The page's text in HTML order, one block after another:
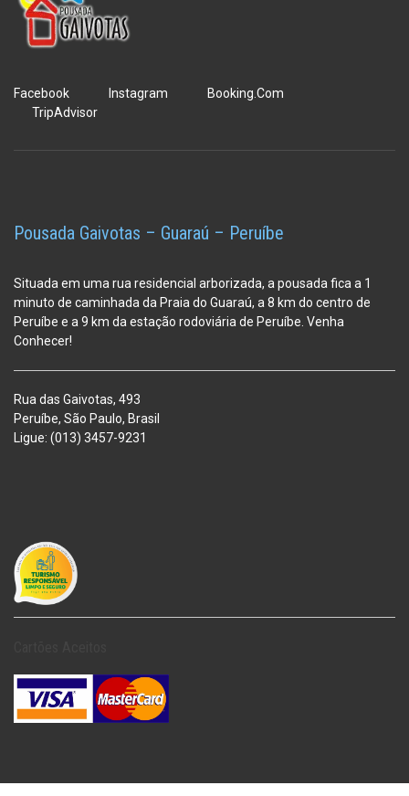
Facebook Instagram
Booking.Com
TripAdvisor
Pousada Gaivotas – Guaraú – Peruíbe
Situada em uma rua residencial arborizada, a pousada fica a 1
minuto de caminhada da Praia do Guaraú, a 8 km do centro de
Peruíbe e a 9 km da estação rodoviária de Peruíbe. Venha
Conhecer!
Rua das Gaivotas, 493
Peruíbe, São Paulo, Brasil
Ligue: (013) 3457-9231